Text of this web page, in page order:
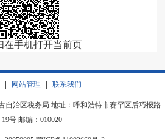
在手机打开当前页
网站管理 联系我们
自治区税务局 地址：呼和浩特市赛罕区后巧报路
19号 邮编：010020